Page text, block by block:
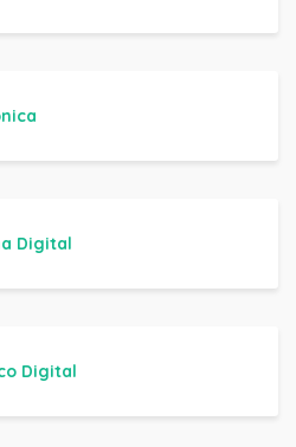
Digital
Digital